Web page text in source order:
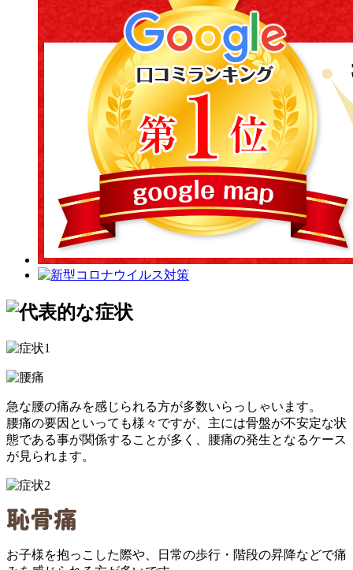
急な腰の痛みを感じられる方が多数いらっしゃいます。
腰痛の要因といっても様々ですが、主には骨盤が不安定な状
態である事が関係することが多く、腰痛の発生となるケース
が見られます。
お子様を抱っこした際や、日常の歩行・階段の昇降などで痛